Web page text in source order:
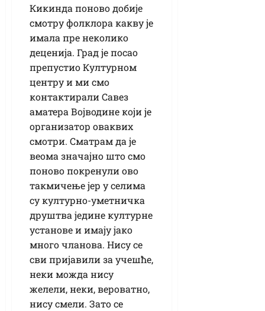
Кикинда поново добије
смотру фолклора какву је
имала пре неколико
деценија. Град је посао
препустио Културном
центру и ми смо
контактирали Савез
аматера Војводине који је
организатор оваквих
смотри. Сматрам да је
веома значајно што смо
поново покренули ово
такмичење јер у селима
су културно-уметничка
друштва једине културне
установе и имају јако
много чланова. Нису се
сви пријавили за учешће,
неки можда нису
желели, неки, вероватно,
нису смели. Зато се